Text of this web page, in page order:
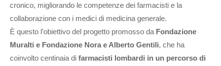
cronico, migliorando le competenze dei farmacisti e la
collaborazione con i medici di medicina generale.
È questo l’obiettivo del progetto promosso da Fondazione
Muralti e Fondazione Nora e Alberto Gentili, che ha
coinvolto centinaia di farmacisti lombardi in un percorso di